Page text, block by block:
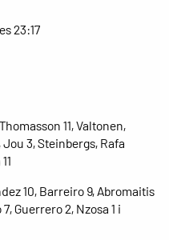
23:17
11, Valtonen,
Jou 3, Steinbergs, Rafa
10, Barreiro 9, Abromaitis
Guerrero 2, Nzosa 1 i